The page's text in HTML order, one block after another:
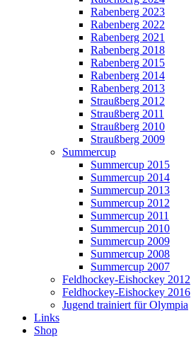
Rabenberg 2023
Rabenberg 2022
Rabenberg 2021
Rabenberg 2018
Rabenberg 2015
Rabenberg 2014
Rabenberg 2013
Straußberg 2012
Straußberg 2011
Straußberg 2010
Straußberg 2009
Summercup
Summercup 2015
Summercup 2014
Summercup 2013
Summercup 2012
Summercup 2011
Summercup 2010
Summercup 2009
Summercup 2008
Summercup 2007
Feldhockey-Eishockey 2012
Feldhockey-Eishockey 2016
Jugend trainiert für Olympia
Links
Shop